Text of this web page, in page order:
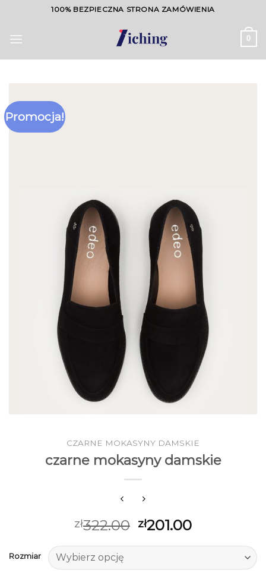
content
100% BEZPIECZNA STRONA ZAMÓWIENIA
0
Promocja!
CZARNE MOKASYNY DAMSKIE
czarne mokasyny damskie
zł322.00 zł201.00
Rozmiar